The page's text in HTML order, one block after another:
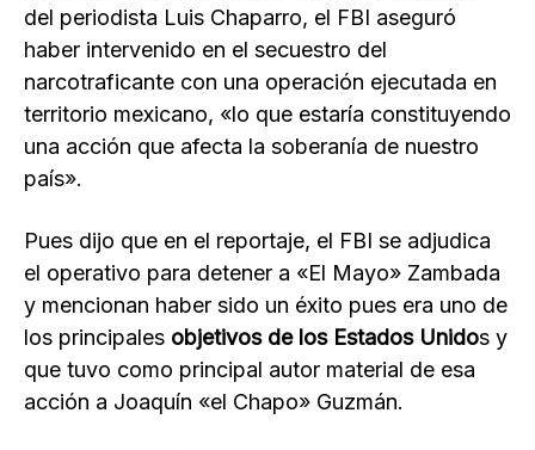
del periodista Luis Chaparro, el FBI aseguró
haber intervenido en el secuestro del
narcotraficante con una operación ejecutada en
territorio mexicano, «lo que estaría constituyendo
una acción que afecta la soberanía de nuestro
país».
Pues dijo que en el reportaje, el FBI se adjudica
el operativo para detener a «El Mayo» Zambada
y mencionan haber sido un éxito pues era uno de
los principales objetivos de los Estados Unidos y
que tuvo como principal autor material de esa
acción a Joaquín «el Chapo» Guzmán.